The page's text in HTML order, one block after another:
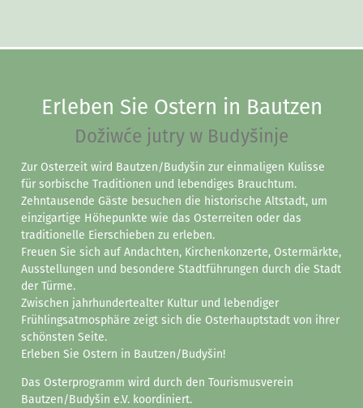
Erleben Sie Ostern in Bautzen
Dožiwće jutry w Budyšinje
Zur Osterzeit wird Bautzen/Budyšin zur einmaligen Kulisse
für sorbische Traditionen und lebendiges Brauchtum.
Zehntausende Gäste besuchen die historische Altstadt, um
einzigartige Höhepunkte wie das Osterreiten oder das
traditionelle Eierschieben zu erleben.
Freuen Sie sich auf Andachten, Kirchenkonzerte, Ostermärkte,
Ausstellungen und besondere Stadtführungen durch die Stadt
der Türme.
Zwischen jahrhundertealter Kultur und lebendiger
Frühlingsatmosphäre zeigt sich die Osterhauptstadt von ihrer
schönsten Seite.
Erleben Sie Ostern in Bautzen/Budyšin!
Das Osterprogramm wird durch den Tourismusverein
Bautzen/Budyšin e.V. koordiniert.